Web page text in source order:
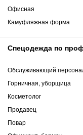
Офисная
Камуфляжная форма
Спецодежда по
Обслуживающий
Горничная, уборщица
Косметолог
Продавец
Повар